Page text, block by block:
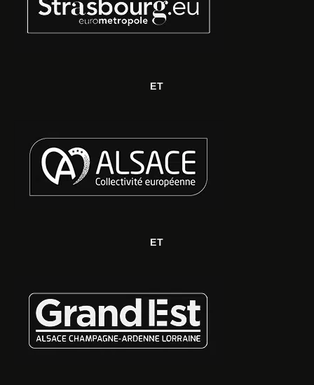
ET
ET